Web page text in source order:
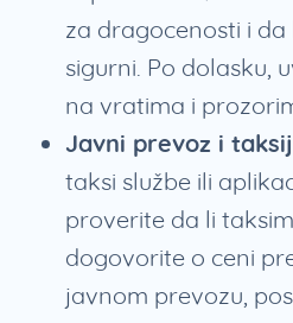
za dragocenosti i
sigurni. Po dolasku,
na vratima i
Javni prevoz i
taksi službe ili
proverite da li
dogovorite o ceni
javnom prevozu,